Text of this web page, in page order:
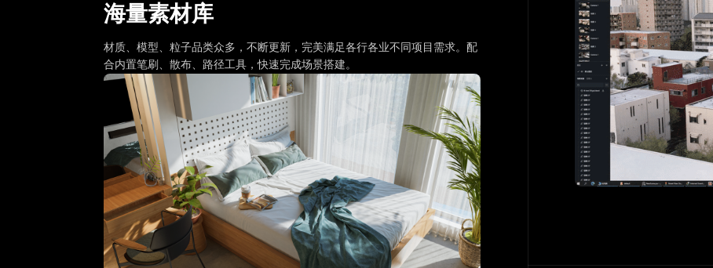
海量素材库
材质、模型、粒子品类众多，不断更新，完美满足各行各业不同项目需求。配
合内置笔刷、散布、路径工具，快速完成场景搭建。